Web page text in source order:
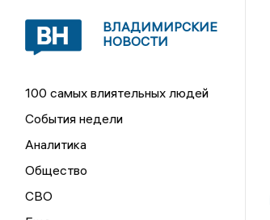
ВЛАДИМИРСКИЕ
НОВОСТИ
100 самых влиятельных людей
События недели
Аналитика
Общество
СВО